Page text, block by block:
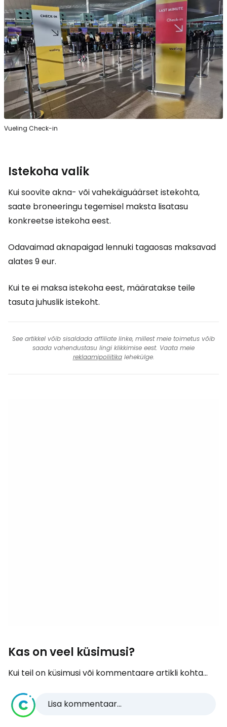
Vueling Check-in
Istekoha valik
Kui soovite akna- või vahekäiguäärset istekohta,
saate broneeringu tegemisel maksta lisatasu
konkreetse istekoha eest.
Odavaimad aknapaigad lennuki tagaosas maksavad
alates 9 eur.
Kui te ei maksa istekoha eest, määratakse teile
tasuta juhuslik istekoht.
See artikkel võib sisaldada affiliate linke, millest meie toimetus võib
saada vahendustasu lingi klikkimise eest. Vaata meie
reklaamipoliitikalehekülge.
Kas on veel küsimusi?
Kui teil on küsimusi või kommentaare artikli kohta...
Lisa kommentaar...